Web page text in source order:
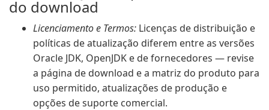
do download
Licenciamento e Termos: Licenças de distribuição e
políticas de atualização diferem entre as versões
Oracle JDK, OpenJDK e de fornecedores — revise
a página de download e a matriz do produto para
uso permitido, atualizações de produção e
opções de suporte comercial.